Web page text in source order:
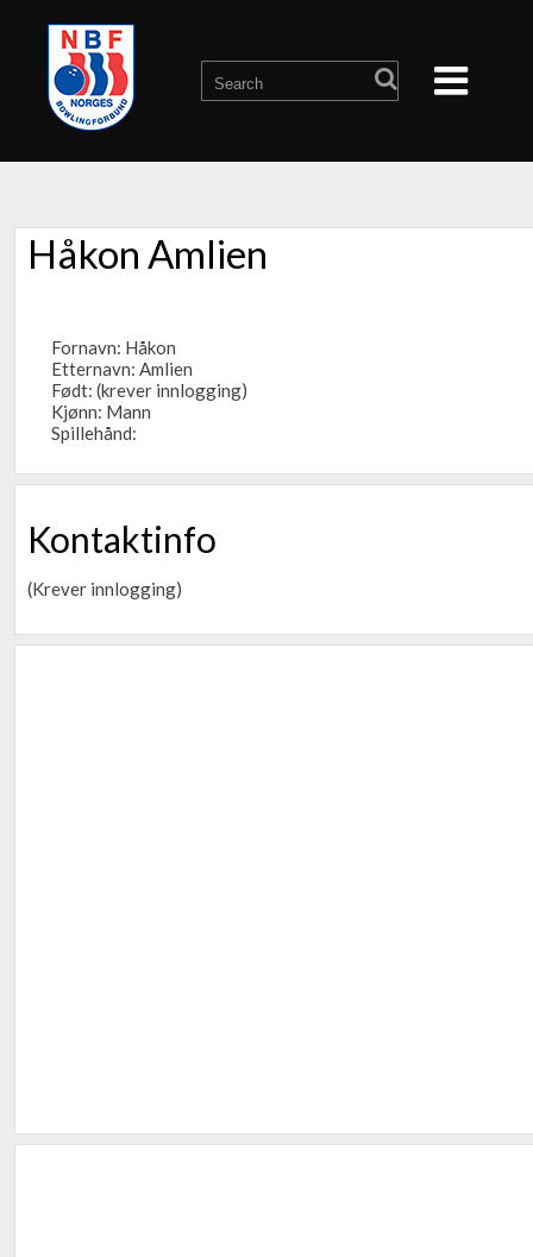
Håkon Amlien
Fornavn: Håkon
Etternavn: Amlien
Født: (krever innlogging)
Kjønn: Mann
Spillehånd:
Kontaktinfo
(Krever innlogging)